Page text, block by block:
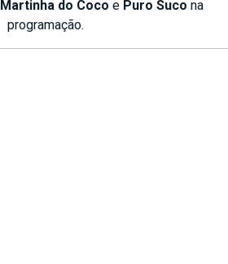
Martinha do Coco e Puro Suco na
programação.